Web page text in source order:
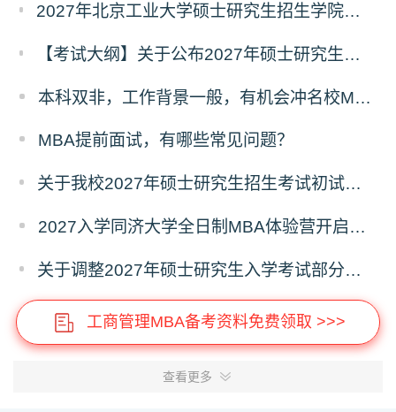
2027年北京工业大学硕士研究生招生学院、考试科目、考试大纲等调整情况
【考试大纲】关于公布2027年硕士研究生入学考试自命题考试科目考试大纲的通知
本科双非，工作背景一般，有机会冲名校MBA吗？
MBA提前面试，有哪些常见问题？
关于我校2027年硕士研究生招生考试初试科目调整的补充公告
2027入学同济大学全日制MBA体验营开启报名！
关于调整2027年硕士研究生入学考试部分专业考试科目的通知
工商管理MBA备考资料免费领取 >>>
查看更多